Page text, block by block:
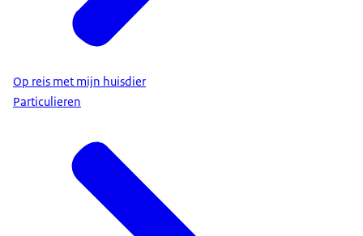
Op reis met mijn huisdier
Particulieren